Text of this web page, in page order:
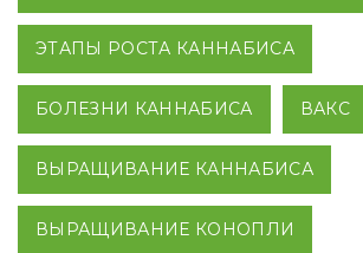
ЭТАПЫ РОСТА КАННАБИСА
БОЛЕЗНИ КАННАБИСА ВАКС
ВЫРАЩИВАНИЕ КАННАБИСА
ВЫРАЩИВАНИЕ КОНОПЛИ